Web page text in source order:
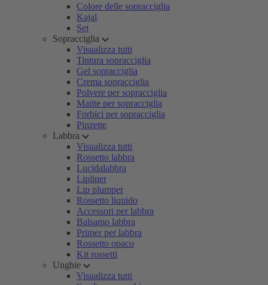
Colore delle sopracciglia
Kajal
Set
Sopracciglia
Visualizza tutti
Tintura sopracciglia
Gel sopracciglia
Crema sopracciglia
Polvere per sopracciglia
Matite per sopracciglia
Forbici per sopracciglia
Pinzette
Labbra
Visualizza tutti
Rossetto labbra
Lucidalabbra
Lipliner
Lip plumper
Rossetto liquido
Accessori per labbra
Balsamo labbra
Primer per labbra
Rossetto opaco
Kit rossetti
Unghie
Visualizza tutti